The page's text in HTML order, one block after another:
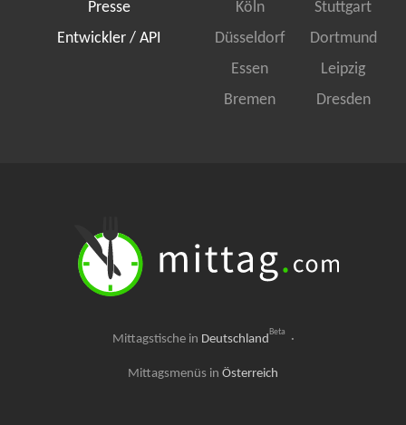
Presse
Entwickler / API
Köln
Stuttgart
Düsseldorf
Dortmund
Essen
Leipzig
Bremen
Dresden
Mittagstische in Deutschland Beta ·
Mittagsmenüs in Österreich